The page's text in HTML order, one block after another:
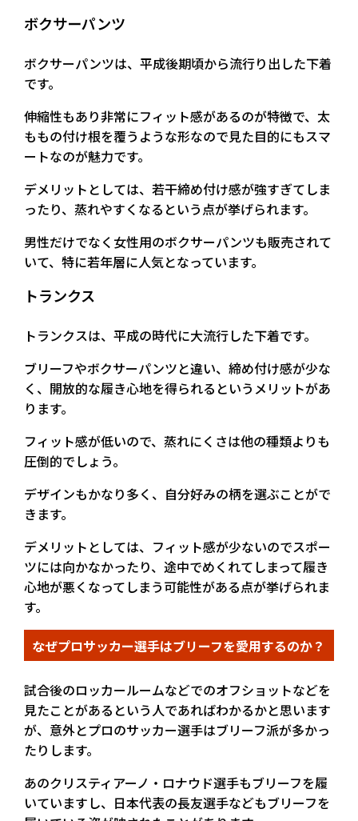
ボクサーパンツ
ボクサーパンツは、平成後期頃から流行り出した下着
です。
伸縮性もあり非常にフィット感があるのが特徴で、太
ももの付け根を覆うような形なので見た目的にもスマ
ートなのが魅力です。
デメリットとしては、若干締め付け感が強すぎてしま
ったり、蒸れやすくなるという点が挙げられます。
男性だけでなく女性用のボクサーパンツも販売されて
いて、特に若年層に人気となっています。
トランクス
トランクスは、平成の時代に大流行した下着です。
ブリーフやボクサーパンツと違い、締め付け感が少な
く、開放的な履き心地を得られるというメリットがあ
ります。
フィット感が低いので、蒸れにくさは他の種類よりも
圧倒的でしょう。
デザインもかなり多く、自分好みの柄を選ぶことがで
きます。
デメリットとしては、フィット感が少ないのでスポー
ツには向かなかったり、途中でめくれてしまって履き
心地が悪くなってしまう可能性がある点が挙げられま
す。
なぜプロサッカー選手はブリーフを愛用するのか？
試合後のロッカールームなどでのオフショットなどを
見たことがあるという人であればわかるかと思います
が、意外とプロのサッカー選手はブリーフ派が多かっ
たりします。
あのクリスティアーノ・ロナウド選手もブリーフを履
いていますし、日本代表の長友選手などもブリーフを